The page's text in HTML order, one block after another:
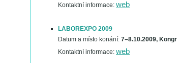
Kontaktní informace: web
LABOREXPO 2009
Datum a místo konání: 7–8.10.2009,
Kontaktní informace: web